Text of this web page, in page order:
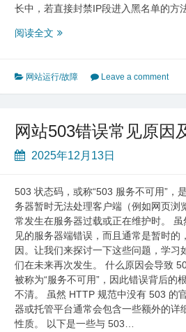
长中，若直接封禁IP段进入黑名单的方
阅读全文 近
东
鸡
IP
攻
网
站
的
公
告
–
西
部
数
码
网站运行/故障 Leave a comment
网站503错误常见原因
2025年12月13日
503 状态码，或称“503 服务不可用”，
务器暂时无法处理客户端（例如网页浏
常发生在服务器过载或正在维护时。
见的服务器端错误，而且通常是暂时的
因。让我们来探讨一下这些问题，学习
们在未来再次发生。 什么原因会导致
被称为“服务不可用”，因此错误背后的
不清。 虽然 HTTP 规范中没有 503 的
器或托管平台通常会包含一些额外的详
性质。 以下是一些与 503…